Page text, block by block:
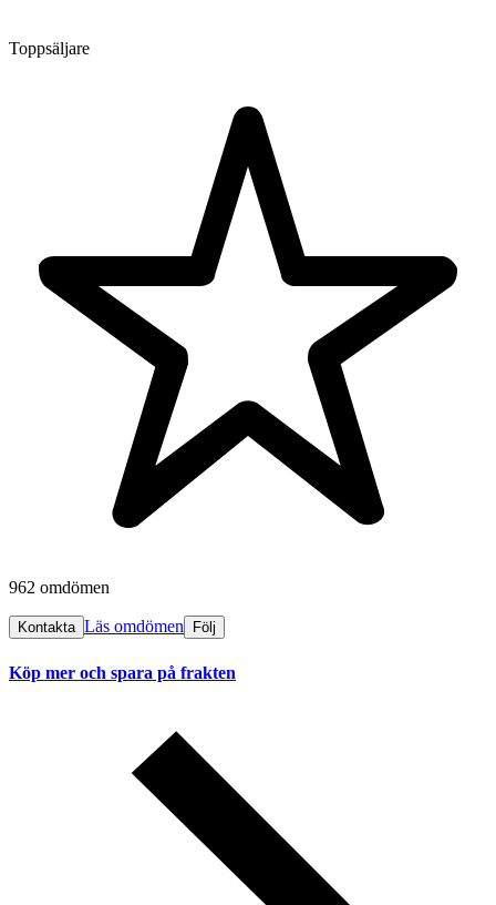
Toppsäljare
962 omdömen
Kontakta Läs omdömen Följ
Köp mer och spara på frakten